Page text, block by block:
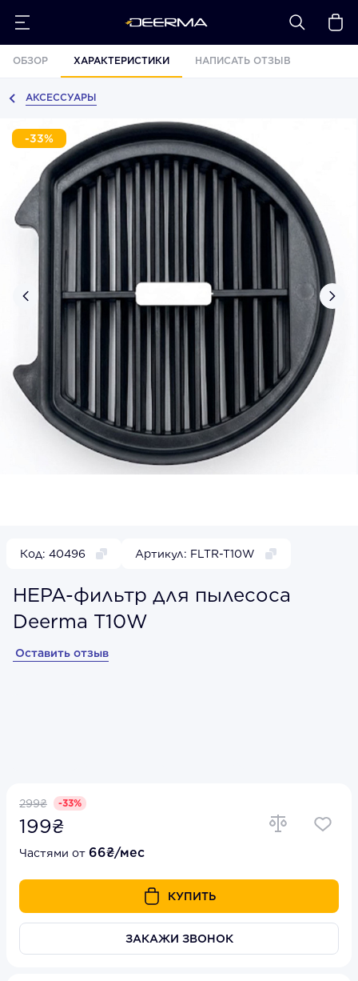
ОБЗОР ХАРАКТЕРИСТИКИ НАПИСАТЬ ОТЗЫВ
‹ ›
-33%
АКСЕССУАРЫ
Код: 40496 Артикул: FLTR-T10W
HEPA-фильтр для пылесоса
Deerma T10W
Оставить отзыв
299₴ -33%
199₴
КУПИТЬ
ЗАКАЖИ ЗВОНОК
Частями от 66₴/мес